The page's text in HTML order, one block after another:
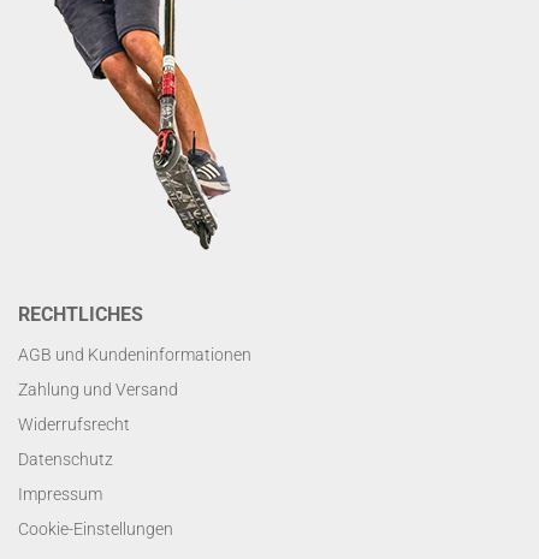
RECHTLICHES
AGB und Kundeninformationen
Zahlung und Versand
Widerrufsrecht
Datenschutz
Impressum
Cookie-Einstellungen